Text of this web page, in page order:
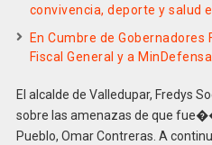
convivencia, deporte y salud
En Cumbre de
Fiscal General y a
El alcalde de Valledupar, Fredys
sobre las amenazas de que
Pueblo, Omar Contreras. A